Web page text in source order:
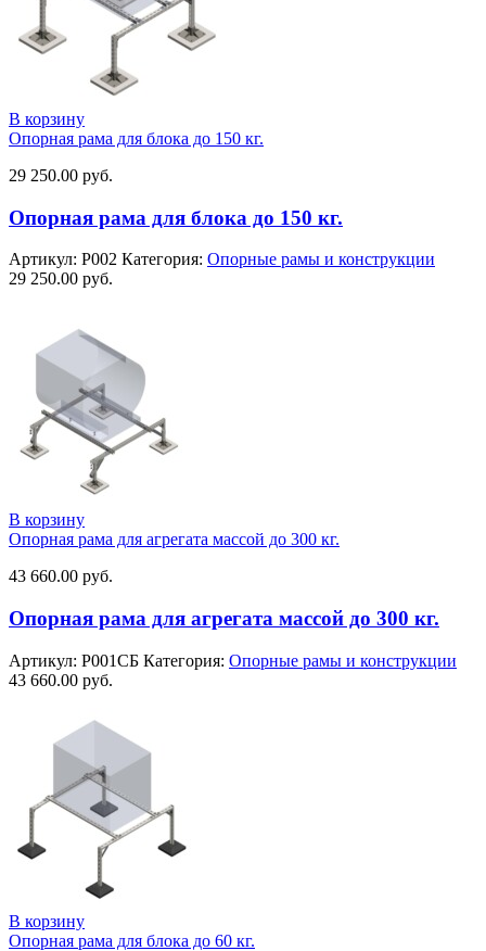
В корзину
Опорная рама для блока до 150 кг.
29 250.00 руб.
Опорная рама для блока до 150 кг.
Артикул: Р002 Категория: Опорные рамы и конструкции
29 250.00 руб.
В корзину
Опорная рама для агрегата массой до 300 кг.
43 660.00 руб.
Опорная рама для агрегата массой до 300 кг.
Артикул: Р001СБ Категория: Опорные рамы и конструкции
43 660.00 руб.
В корзину
Опорная рама для блока до 60 кг.